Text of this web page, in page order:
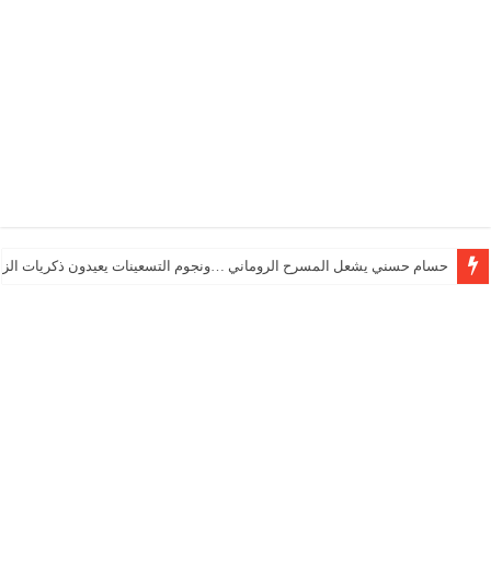
حسام حسني يشعل المسرح الروماني …ونجوم التسعينات يعيدون ذكريات